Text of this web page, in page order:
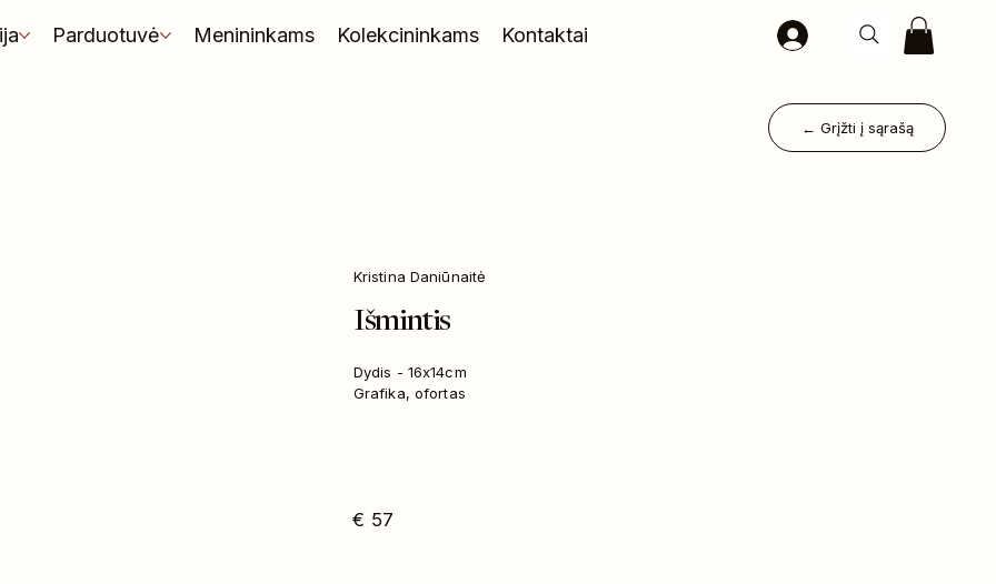
Parduotuvė Menininkams Kolekcininkams Kontaktai
← Grįžti į sąrašą
Kristina Daniūnaitė
Išmintis
Dydis - 16x14cm
Grafika, ofortas
€ 57